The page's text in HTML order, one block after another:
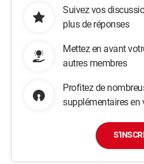
Suivez vos
plus de réponses
Mettez en avant
autres membres
Profitez de
supplémentaires en